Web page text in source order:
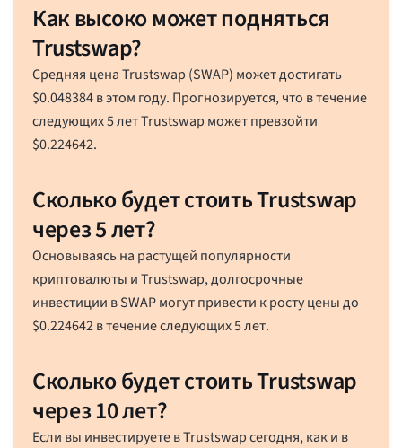
Как высоко может подняться
Trustswap?
Средняя цена Trustswap (SWAP) может достигать
$0.048384в этом году. Прогнозируется, что в течение
следующих 5 лет Trustswap может превзойти
$0.224642.
Сколько будет стоить Trustswap
через 5 лет?
Основываясь на растущей популярности
криптовалюты и Trustswap, долгосрочные
инвестиции в SWAP могут привести к росту цены до
$0.224642в течение следующих 5 лет.
Сколько будет стоить Trustswap
через 10 лет?
Если вы инвестируете в Trustswap сегодня, как и в